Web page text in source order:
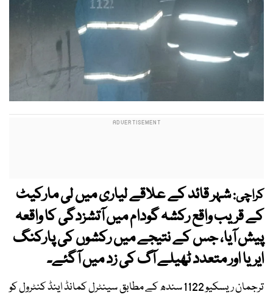
کراچی:شہر قائد کے علاقے لیاری میں لی مارکیٹ
کے قریب واقع رکشہ گودام میں آتشزدگی کا واقعہ
پیش آیا، جس کے نتیجے میں رکشوں کی پارکنگ
ایریا اور متعدد ٹھیلے آگ کی زد میں آگئے۔
ترجمان ریسکیو 1122 سندھ کے مطابق سینٹرل کمانڈ اینڈ کنٹرول کو